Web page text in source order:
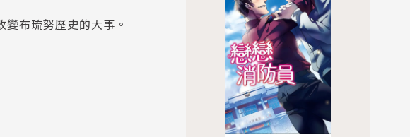
布琉努歷史的大事。